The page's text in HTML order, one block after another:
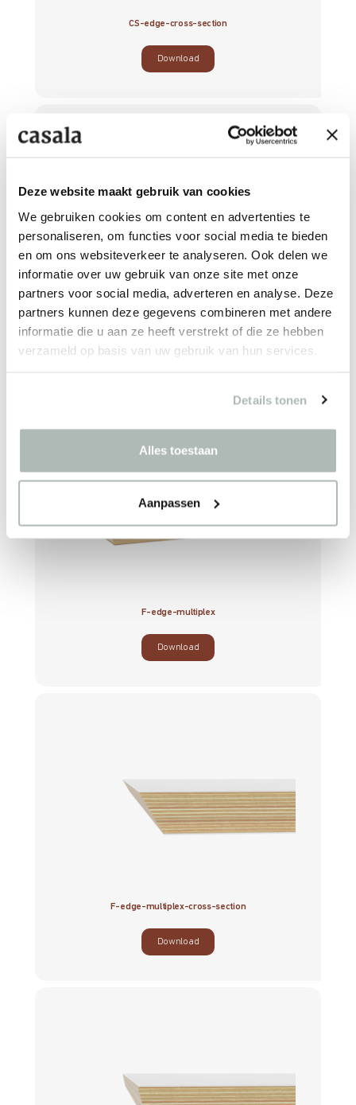
Deze website maakt gebruik van cookies
We gebruiken cookies om content en advertenties te
personaliseren, om functies voor social media te bieden
en om ons websiteverkeer te analyseren. Ook delen we
informatie over uw gebruik van onze site met onze
partners voor social media, adverteren en analyse. Deze
partners kunnen deze gegevens combineren met andere
informatie die u aan ze heeft verstrekt of die ze hebben
verzameld op basis van uw gebruik van hun services.
Details tonen
Alles toestaan
Aanpassen
CS-edge-cross-section
Download
F-edge-multiplex
Download
F-edge-multiplex
Download
F-edge-multiplex-cross-section
Download